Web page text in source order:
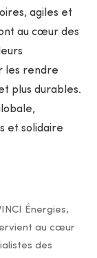
agiles et
au cœur des
les rendre
plus durables.
et solidaire
Énergies,
au cœur
des